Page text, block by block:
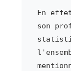
En
son